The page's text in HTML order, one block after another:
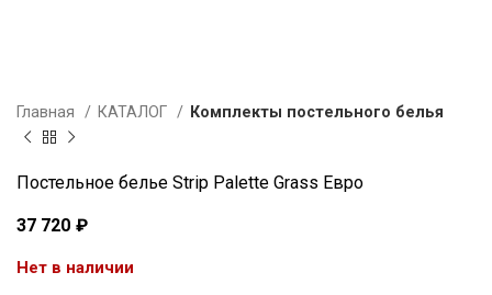
Главная КАТАЛОГ Комплекты постельного белья
Постельное белье Strip Palette Grass Евро
37 720 ₽
Нет в наличии